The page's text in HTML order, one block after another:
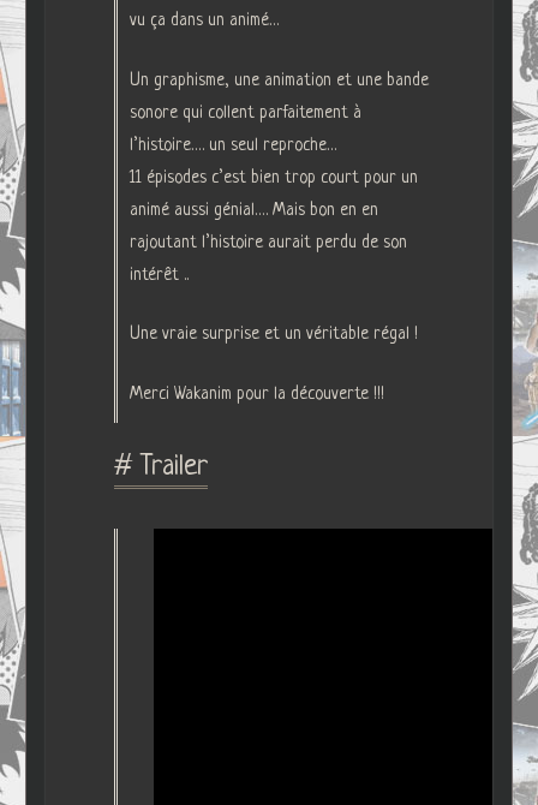
vu ça dans un animé…
Un graphisme, une animation et une bande
sonore qui collent parfaitement à
l’histoire…. un seul reproche…
11 épisodes c’est bien trop court pour un
animé aussi génial…. Mais bon en en
rajoutant l’histoire aurait perdu de son
intérêt ..
Une vraie surprise et un véritable régal !
Merci Wakanim pour la découverte !!!
# Trailer